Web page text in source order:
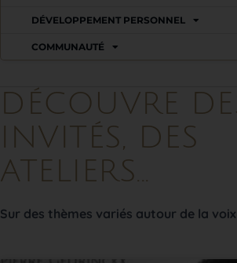
DÉVELOPPEMENT PERSONNEL
COMMUNAUTÉ
DÉCOUVRE
INVITÉS, DES
ATELIERS...
Sur des thèmes variés autour de la voix